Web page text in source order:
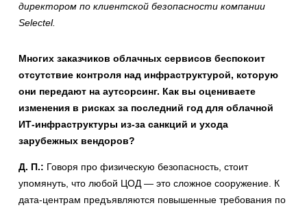
директором по клиентской безопасности компании
Selectel.
Многих заказчиков облачных сервисов беспокоит
отсутствие контроля над инфраструктурой, которую
они передают на аутсорсинг. Как вы оцениваете
изменения в рисках за последний год для облачной
ИТ-инфраструктуры из-за санкций и ухода
зарубежных вендоров?
Д. П.: Говоря про физическую безопасность, стоит
упомянуть, что любой ЦОД — это сложное сооружение. К
дата-центрам предъявляются повышенные требования по